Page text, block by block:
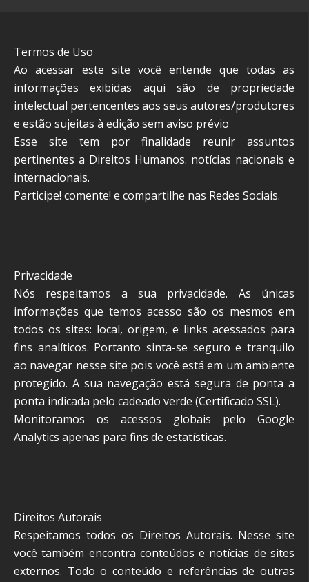
Termos de Uso
Ao acessar este site você entende que todas as
informações exibidas aqui são de propriedade
intelectual pertencentes aos seus autores/produtores
e estão sujeitas à edição sem aviso prévio
Esse site tem por finalidade reunir assuntos
pertinentes a Direitos Humanos. notícias nacionais e
internacionais.
Participe! comente! e compartilhe nas Redes Sociais.
Privacidade
Nós respeitamos a sua privacidade. As únicas
informações que temos acesso são os mesmos em
todos os sites: local, origem, e links acessados para
fins analíticos. Portanto sinta-se seguro e tranquilo
ao navegar nesse site pois você está em um ambiente
protegido. A sua navegação está segura de ponta a
ponta indicada pelo cadeado verde (Certificado SSL).
Monitoramos os acessos globais pelo Google
Analytics apenas para fins de estatísticas.
Direitos Autorais
Respeitamos todos os Direitos Autorais. Nesse site
você também encontra conteúdos e notícias de sites
externos. Todo o conteúdo e referências de outras